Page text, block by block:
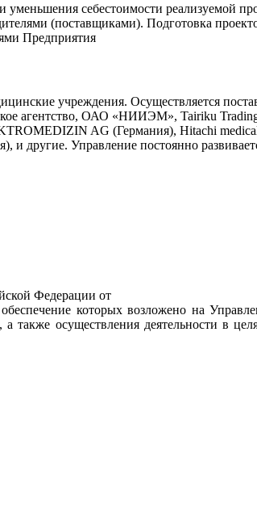
уменьшения себестоимости реализуемой
(поставщиками). Подготовка
Предприятия
учреждения. Осуществляется
агентство, ОАО «НИИЭМ», Tairiku
AG (Германия), Hitachi
другие. Управление постоянно
Федерации от
которых возложено на
также осуществления деятельности в